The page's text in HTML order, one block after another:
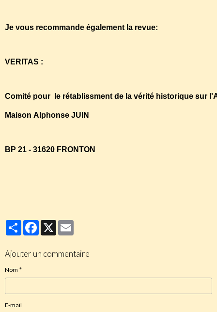
Je vous recommande également la revue:
VERITAS :
Comité pour le rétablissment de la vérité historique sur
Maison Alphonse JUIN
BP 21 - 31620 FRONTON
PartagerFacebook
X
Ajouter un commentaire
Nom
E-mail